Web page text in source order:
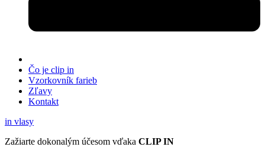
Čo je clip in
Vzorkovník farieb
Zľavy
Kontakt
in vlasy
Zažiarte dokonalým účesom vďaka CLIP IN